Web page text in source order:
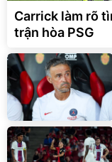
Carrick làm rõ
trận hòa PSG